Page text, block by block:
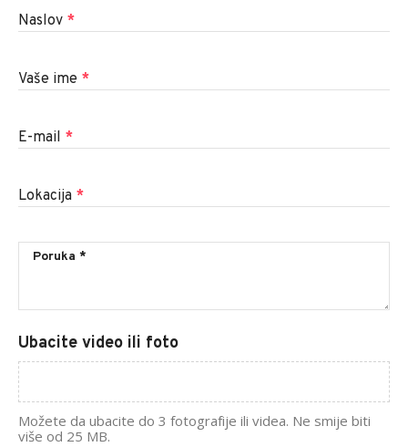
Naslov *
Vaše ime *
E-mail *
Lokacija *
Ubacite video ili foto
Možete da ubacite do 3 fotografije ili videa. Ne smije biti
više od 25 MB.